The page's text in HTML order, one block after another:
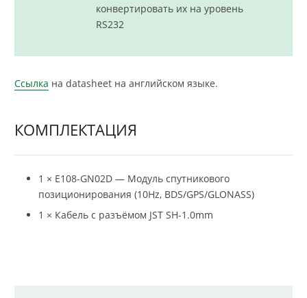
конвертировать их на уровень
RS232
Ссылка на datasheet на английском языке.
КОМПЛЕКТАЦИЯ
1 × E108-GN02D — Модуль спутникового
позиционирования (10Hz, BDS/GPS/GLONASS)
1 × Кабель с разъёмом JST SH-1.0mm